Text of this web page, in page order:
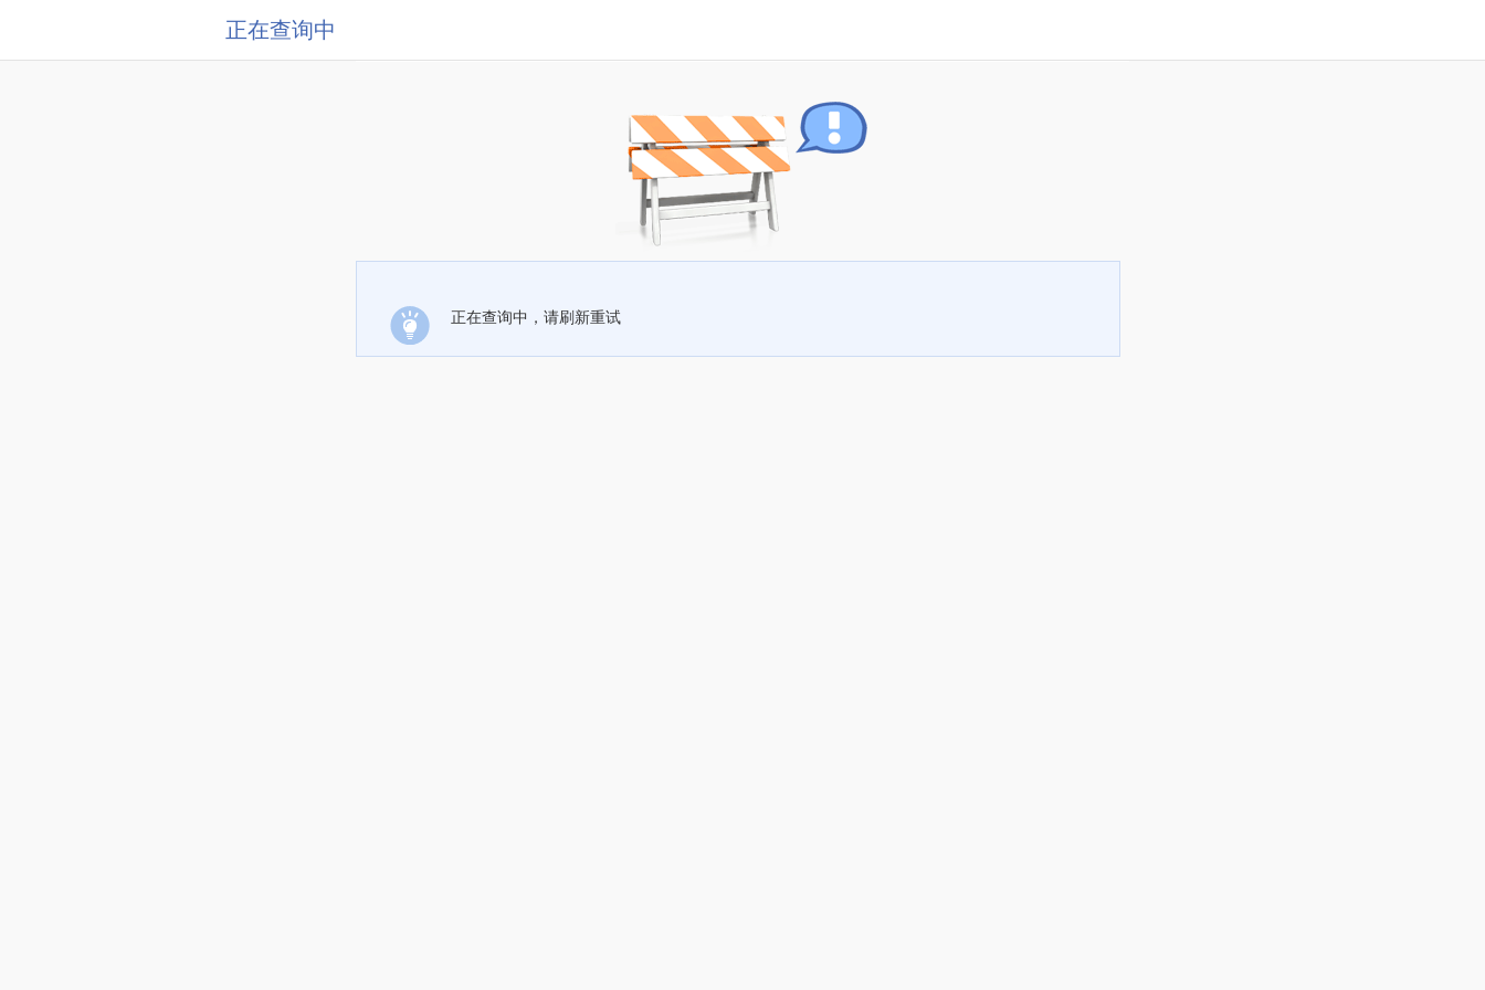
正在查询中
正在查询中，请刷新重试